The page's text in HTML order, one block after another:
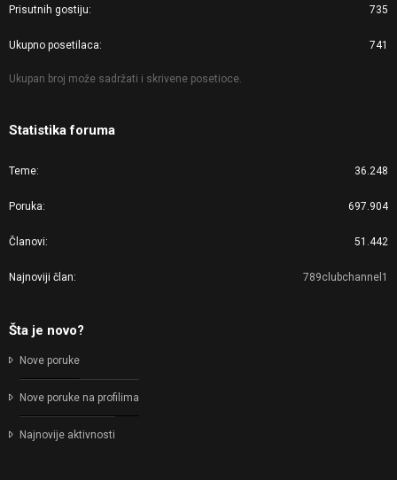
Prisutnih gostiju 735
Ukupno posetilaca 741
Ukupan broj može sadržati i skrivene posetioce.
Statistika foruma
Teme 36.248
Poruka 697.904
Članovi 51.442
Najnoviji član 789clubchannel1
Šta je novo?
Nove poruke
Nove poruke na profilima
Najnovije aktivnosti